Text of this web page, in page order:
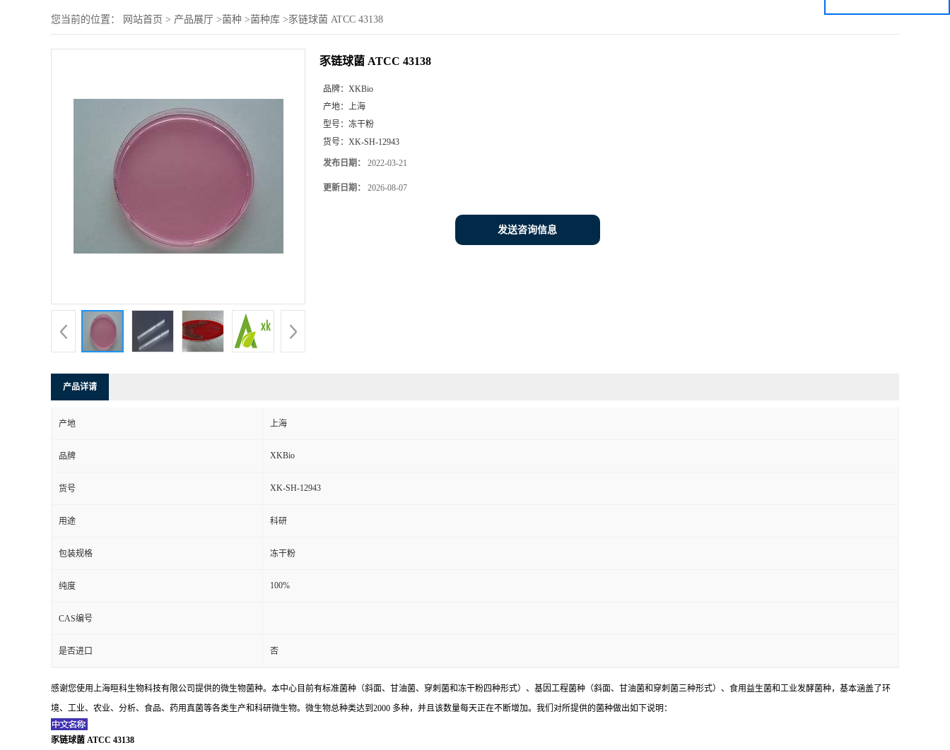
您当前的位置： 网站首页 > 产品展厅 >菌种 >菌种库 >豕链球菌 ATCC 43138
豕链球菌 ATCC 43138
品牌： XKBio
产地： 上海
型号： 冻干粉
货号： XK-SH-12943
发布日期： 2022-03-21
更新日期： 2026-08-07
发送咨询信息
产品详请
产地 上海
品牌 XKBio
货号 XK-SH-12943
用途 科研
包装规格 冻干粉
纯度 100%
CAS编号
是否进口 否
感谢您使用上海晅科生物科技有限公司提供的微生物菌种。本中心目前有标准菌种（斜面、甘油菌、穿刺菌和冻干粉四种形式）、基因工程菌种（斜面、甘油菌和穿刺菌三种形式）、食用益生菌和工业发酵菌种，基本涵盖了环
境、工业、农业、分析、食品、药用真菌等各类生产和科研微生物。微生物总种类达到2000 多种，并且该数量每天正在不断增加。我们对所提供的菌种做出如下说明：
豕链球菌 ATCC 43138